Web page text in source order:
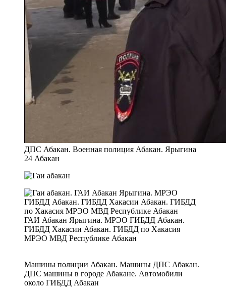
ДПС Абакан. Военная полиция Абакан. Ярыгина
24 Абакан
ГАИ Абакан Ярыгина. МРЭО ГИБДД Абакан.
ГИБДД Хакасии Абакан. ГИБДД по Хакасия
МРЭО МВД Республике Абакан
Машины полиции Абакан. Машины ДПС Абакан.
ДПС машины в городе Абакане. Автомобили
около ГИБДД Абакан